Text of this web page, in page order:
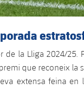
la Lliga 2024/25.
que reconeix la
extensa feina en